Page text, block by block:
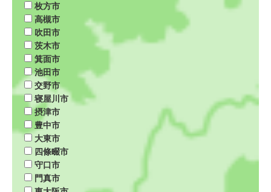
枚方市
高槻市
吹田市
茨木市
箕面市
池田市
交野市
寝屋川市
摂津市
豊中市
大東市
四條畷市
守口市
門真市